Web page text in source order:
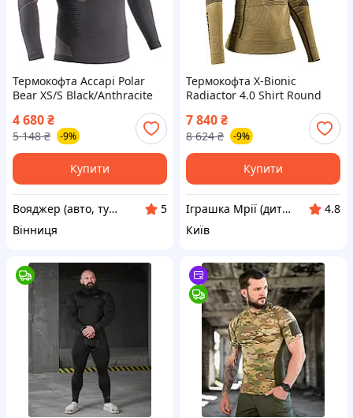
Термокофта Accapi Polar
Bear XS/S Black/Anthracite
4 680₴
5 148 ₴ -9%
Купити
Вояджер (авто, туризм, спорт)
5
Вінниця
Термокофта X-Bionic
Radiactor 4.0 Shirt Round
Neck Long Sleeve Women L
Gold/Black 9030-TD
7 840₴
8 624 ₴ -9%
Купити
Іграшка Мрії (дитячі, авто, туризм)
4.8
Київ